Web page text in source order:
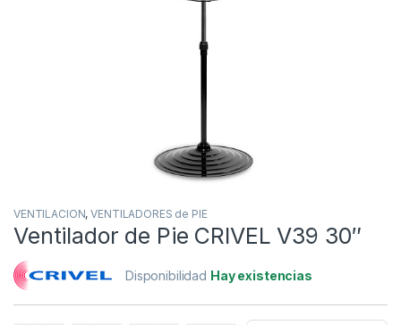
VENTILACION,VENTILADORES de PIE
Ventilador de Pie CRIVEL V39 30″
Disponibilidad Hay existencias